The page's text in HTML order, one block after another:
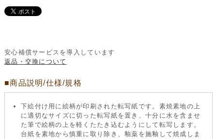
安心補償サービスを導入しています
返品・交換について
■商品説明/仕様/規格
下絵付け用に絵柄が印刷された転写紙です。素焼素地の上
に適切なサイズに切った転写紙を置き、十分に水を含ませ
た筆で絵柄の上を軽くたたき込むようにして転写します。
台紙を素地から慎重に取り除き、釉薬を施釉して焼成しま